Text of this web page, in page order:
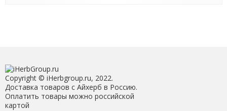
Copyright © iHerbgroup.ru, 2022.
Доставка товаров с Айхерб в Россию.
Оплатить товары можно российской
картой